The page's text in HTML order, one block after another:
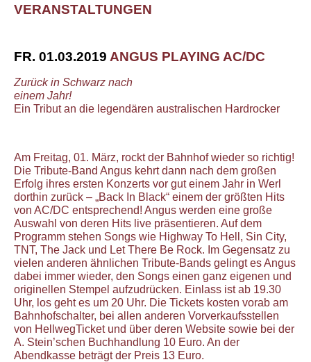
VERANSTALTUNGEN
FR. 01.03.2019 ANGUS PLAYING AC/DC
Zurück in Schwarz nach
einem Jahr!
Ein Tribut an die legendären australischen Hardrocker
Am Freitag, 01. März, rockt der Bahnhof wieder so richtig!
Die Tribute-Band Angus kehrt dann nach dem großen
Erfolg ihres ersten Konzerts vor gut einem Jahr in Werl
dorthin zurück – „Back In Black“ einem der größten Hits
von AC/DC entsprechend! Angus werden eine große
Auswahl von deren Hits live präsentieren. Auf dem
Programm stehen Songs wie Highway To Hell, Sin City,
TNT, The Jack und Let There Be Rock. Im Gegensatz zu
vielen anderen ähnlichen Tribute-Bands gelingt es Angus
dabei immer wieder, den Songs einen ganz eigenen und
originellen Stempel aufzudrücken. Einlass ist ab 19.30
Uhr, los geht es um 20 Uhr. Die Tickets kosten vorab am
Bahnhofschalter, bei allen anderen Vorverkaufsstellen
von HellwegTicket und über deren Website sowie bei der
A. Stein’schen Buchhandlung 10 Euro. An der
Abendkasse beträgt der Preis 13 Euro.